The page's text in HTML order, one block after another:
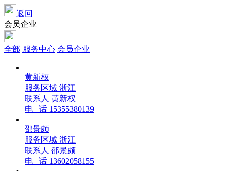
返回
会员企业
全部 服务中心 会员企业
黄新权
服务区域 浙江
联系人 黄新权
电 话 15355380139
邵景颇
服务区域 浙江
联系人 邵景颇
电 话 13602058155